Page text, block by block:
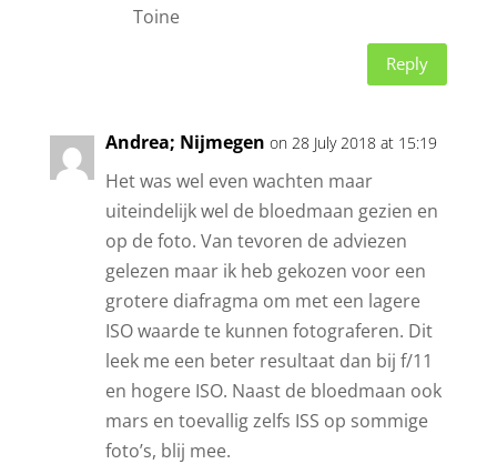
Toine
Reply
Andrea; Nijmegen on 28 July 2018 at 15:19
Het was wel even wachten maar
uiteindelijk wel de bloedmaan gezien en
op de foto. Van tevoren de adviezen
gelezen maar ik heb gekozen voor een
grotere diafragma om met een lagere
ISO waarde te kunnen fotograferen. Dit
leek me een beter resultaat dan bij f/11
en hogere ISO. Naast de bloedmaan ook
mars en toevallig zelfs ISS op sommige
foto’s, blij mee.